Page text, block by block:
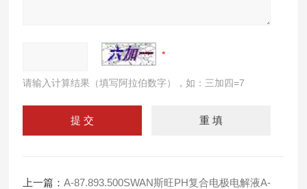
请输入计算结果（填写阿拉伯数字），如：三加四=7
上一篇：A-87.893.500SWAN斯旺PH复合电极电解液A-